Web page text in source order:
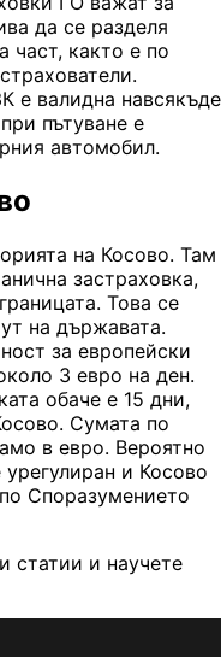
да се разделя
част, както е по
е валидна навсякъде
пътуване е
автомобил.
на Косово. Там
застраховка,
Това се
на държавата.
за европейски
3 евро на ден.
обаче е 15 дни,
Сумата по
в евро. Вероятно
и Косово
Споразумението
статии и научете